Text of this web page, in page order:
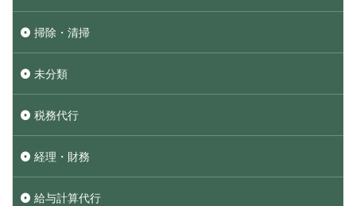
掃除・清掃
未分類
税務代行
経理・財務
給与計算代行